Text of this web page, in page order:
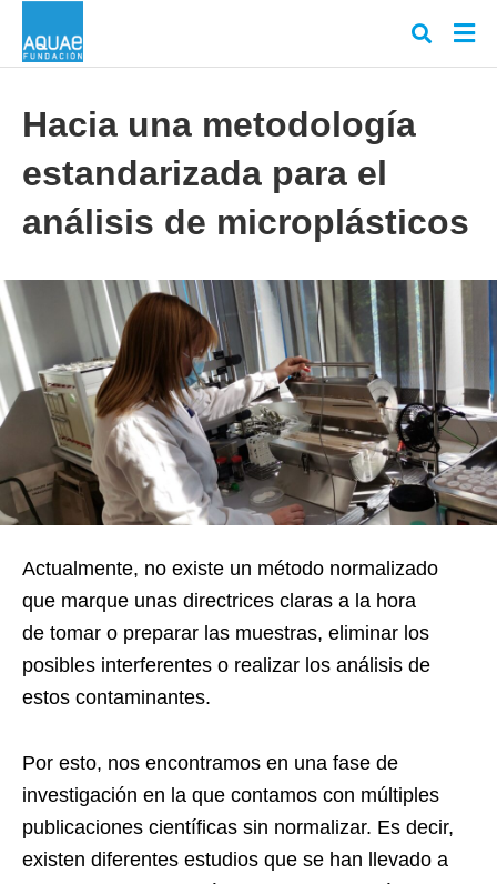
y
Hacia una metodología
estandarizada para el
análisis de microplásticos
Actualmente, no existe un método normalizado
que marque unas directrices claras a la hora
de tomar o preparar las muestras, eliminar los
posibles interferentes o realizar los análisis de
estos contaminantes.
Por esto, nos encontramos en una fase de
investigación en la que contamos con múltiples
publicaciones científicas sin normalizar. Es decir,
existen diferentes estudios que se han llevado a